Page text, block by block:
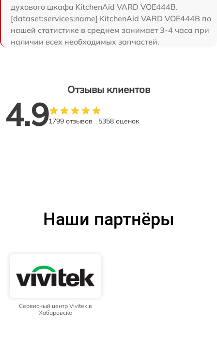
духового шкафа KitchenAid VARD VOE444B.
[dataset:services:name] KitchenAid VARD VOE444B по
нашей статистике в среднем занимает 3-4 часа при
наличии всех необходимых запчастей.
Отзывы клиентов
4.91799 отзывов 5358 оценок
Наши партнёры
Сервисный центр Vivitek в
Хабаровске